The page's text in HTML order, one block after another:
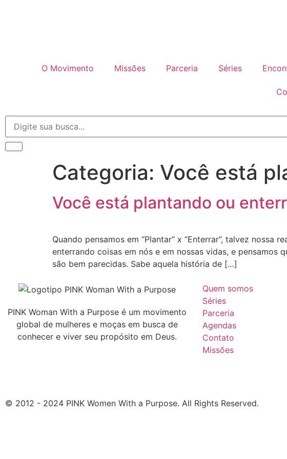
O Movimento Missões Parceria Séries
Categoria: Você está
Você está plantando ou
Quando pensamos em “Plantar” x “Enterrar”, talvez nossa
enterrando coisas em nós e em nossas vidas, e pensamos
são bem parecidas. Sabe aquela história de […]
PINK Woman With a Purpose é um movimento
global de mulheres e moças em busca de
conhecer e viver seu propósito em Deus.
Quem somos
Séries
Parceria
Agendas
Contato
Missões
© 2012 - 2024 PINK Women With a Purpose. All Rights Reserved.